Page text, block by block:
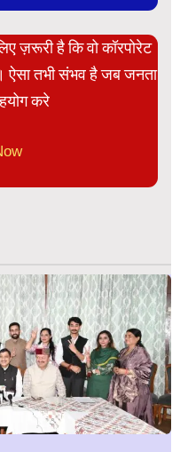
ज़रूरी है कि वो कॉरपोरेट
ऐसा तभी संभव है जब जनता
करे